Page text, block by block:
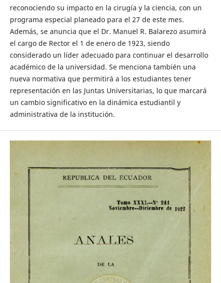
reconociendo su impacto en la cirugía y la ciencia, con un
programa especial planeado para el 27 de este mes.
Además, se anuncia que el Dr. Manuel R. Balarezo asumirá
el cargo de Rector el 1 de enero de 1923, siendo
considerado un líder adecuado para continuar el desarrollo
académico de la universidad. Se menciona también una
nueva normativa que permitirá a los estudiantes tener
representación en las Juntas Universitarias, lo que marcará
un cambio significativo en la dinámica estudiantil y
administrativa de la institución.